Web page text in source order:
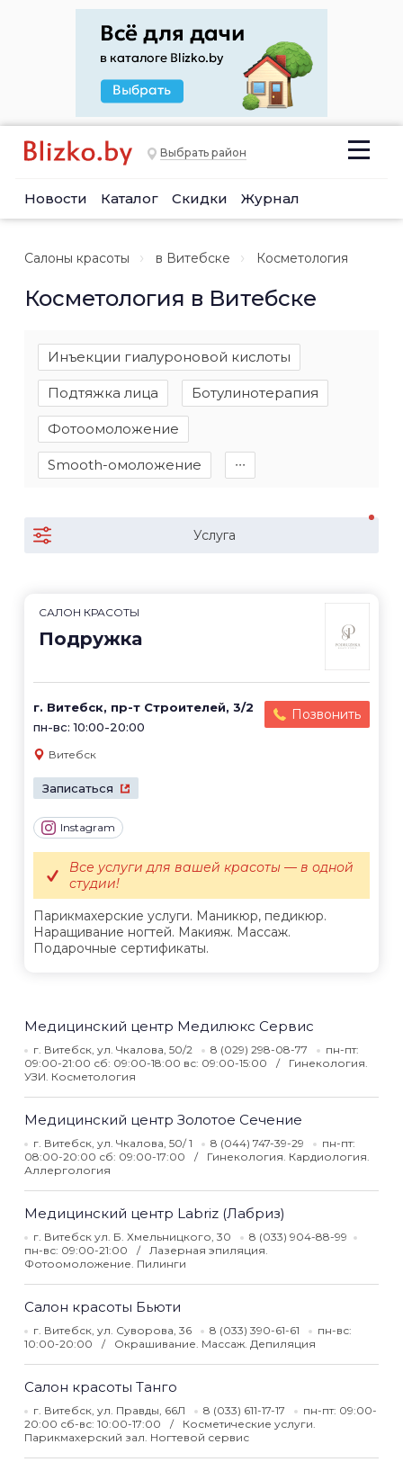
Выбрать район
Новости Каталог Скидки Журнал
Салоны красоты в Витебске Косметология
Косметология в Витебске
Инъекции гиалуроновой кислоты
Подтяжка лица Ботулинотерапия
Фотоомоложение
Smooth-омоложение ∙∙∙
Услуга
САЛОН КРАСОТЫ
Подружка
г. Витебск, пр-т Строителей, 3/2
пн-вс: 10:00-20:00
Позвонить
Витебск
Записаться
Instagram
Парикмахерские услуги. Маникюр, педикюр.
Наращивание ногтей. Макияж. Массаж.
Подарочные сертификаты.
Все услуги для вашей красоты — в одной
студии!
Медицинский центр Медилюкс Сервис
г. Витебск, ул. Чкалова, 50/2 8 (029) 298-08-77
пн-пт:
09:00-21:00 сб: 09:00-18:00 вс: 09:00-15:00
Гинекология.
УЗИ. Косметология
Медицинский центр Золотое Сечение
г. Витебск, ул. Чкалова, 50/ 1 8 (044) 747-39-29
пн-пт:
08:00-20:00 сб: 09:00-17:00
Гинекология. Кардиология.
Аллергология
Медицинский центр Labriz (Лабриз)
г. Витебск ул. Б. Хмельницкого, 30
8 (033) 904-88-99
пн-вс: 09:00-21:00
Лазерная эпиляция.
Фотоомоложение. Пилинги
Салон красоты Бьюти
г. Витебск, ул. Суворова, 36 8 (033) 390-61-61
пн-вс:
10:00-20:00
Окрашивание. Массаж. Депиляция
Салон красоты Танго
г. Витебск, ул. Правды, 66Л 8 (033) 611-17-17
пн-пт: 09:00-
20:00 сб-вс: 10:00-17:00
Косметические услуги.
Парикмахерский зал. Ногтевой сервис